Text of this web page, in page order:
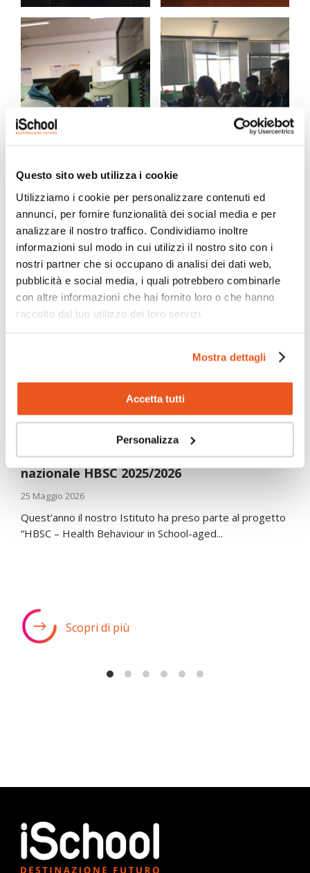
Questo sito web utilizza i cookie
Utilizziamo i cookie per personalizzare contenuti ed
annunci, per fornire funzionalità dei social media e per
analizzare il nostro traffico. Condividiamo inoltre
informazioni sul modo in cui utilizzi il nostro sito con i
nostri partner che si occupano di analisi dei dati web,
pubblicità e social media, i quali potrebbero combinarle
con altre informazioni che hai fornito loro o che hanno
raccolto dal tuo utilizzo dei loro servizi.
Mostra dettagli
Accetta tutti
Personalizza
LE STORIE PIÙ RECENTI
iSchool ha partecipato all’indagine
nazionale HBSC 2025/2026
25 Maggio 2026
Quest’anno il nostro Istituto ha preso parte al progetto
“HBSC – Health Behaviour in School-aged...
Scopri di più